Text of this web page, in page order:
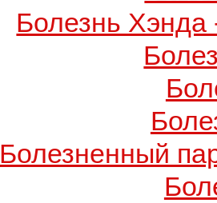
Болезнь
Болезненный